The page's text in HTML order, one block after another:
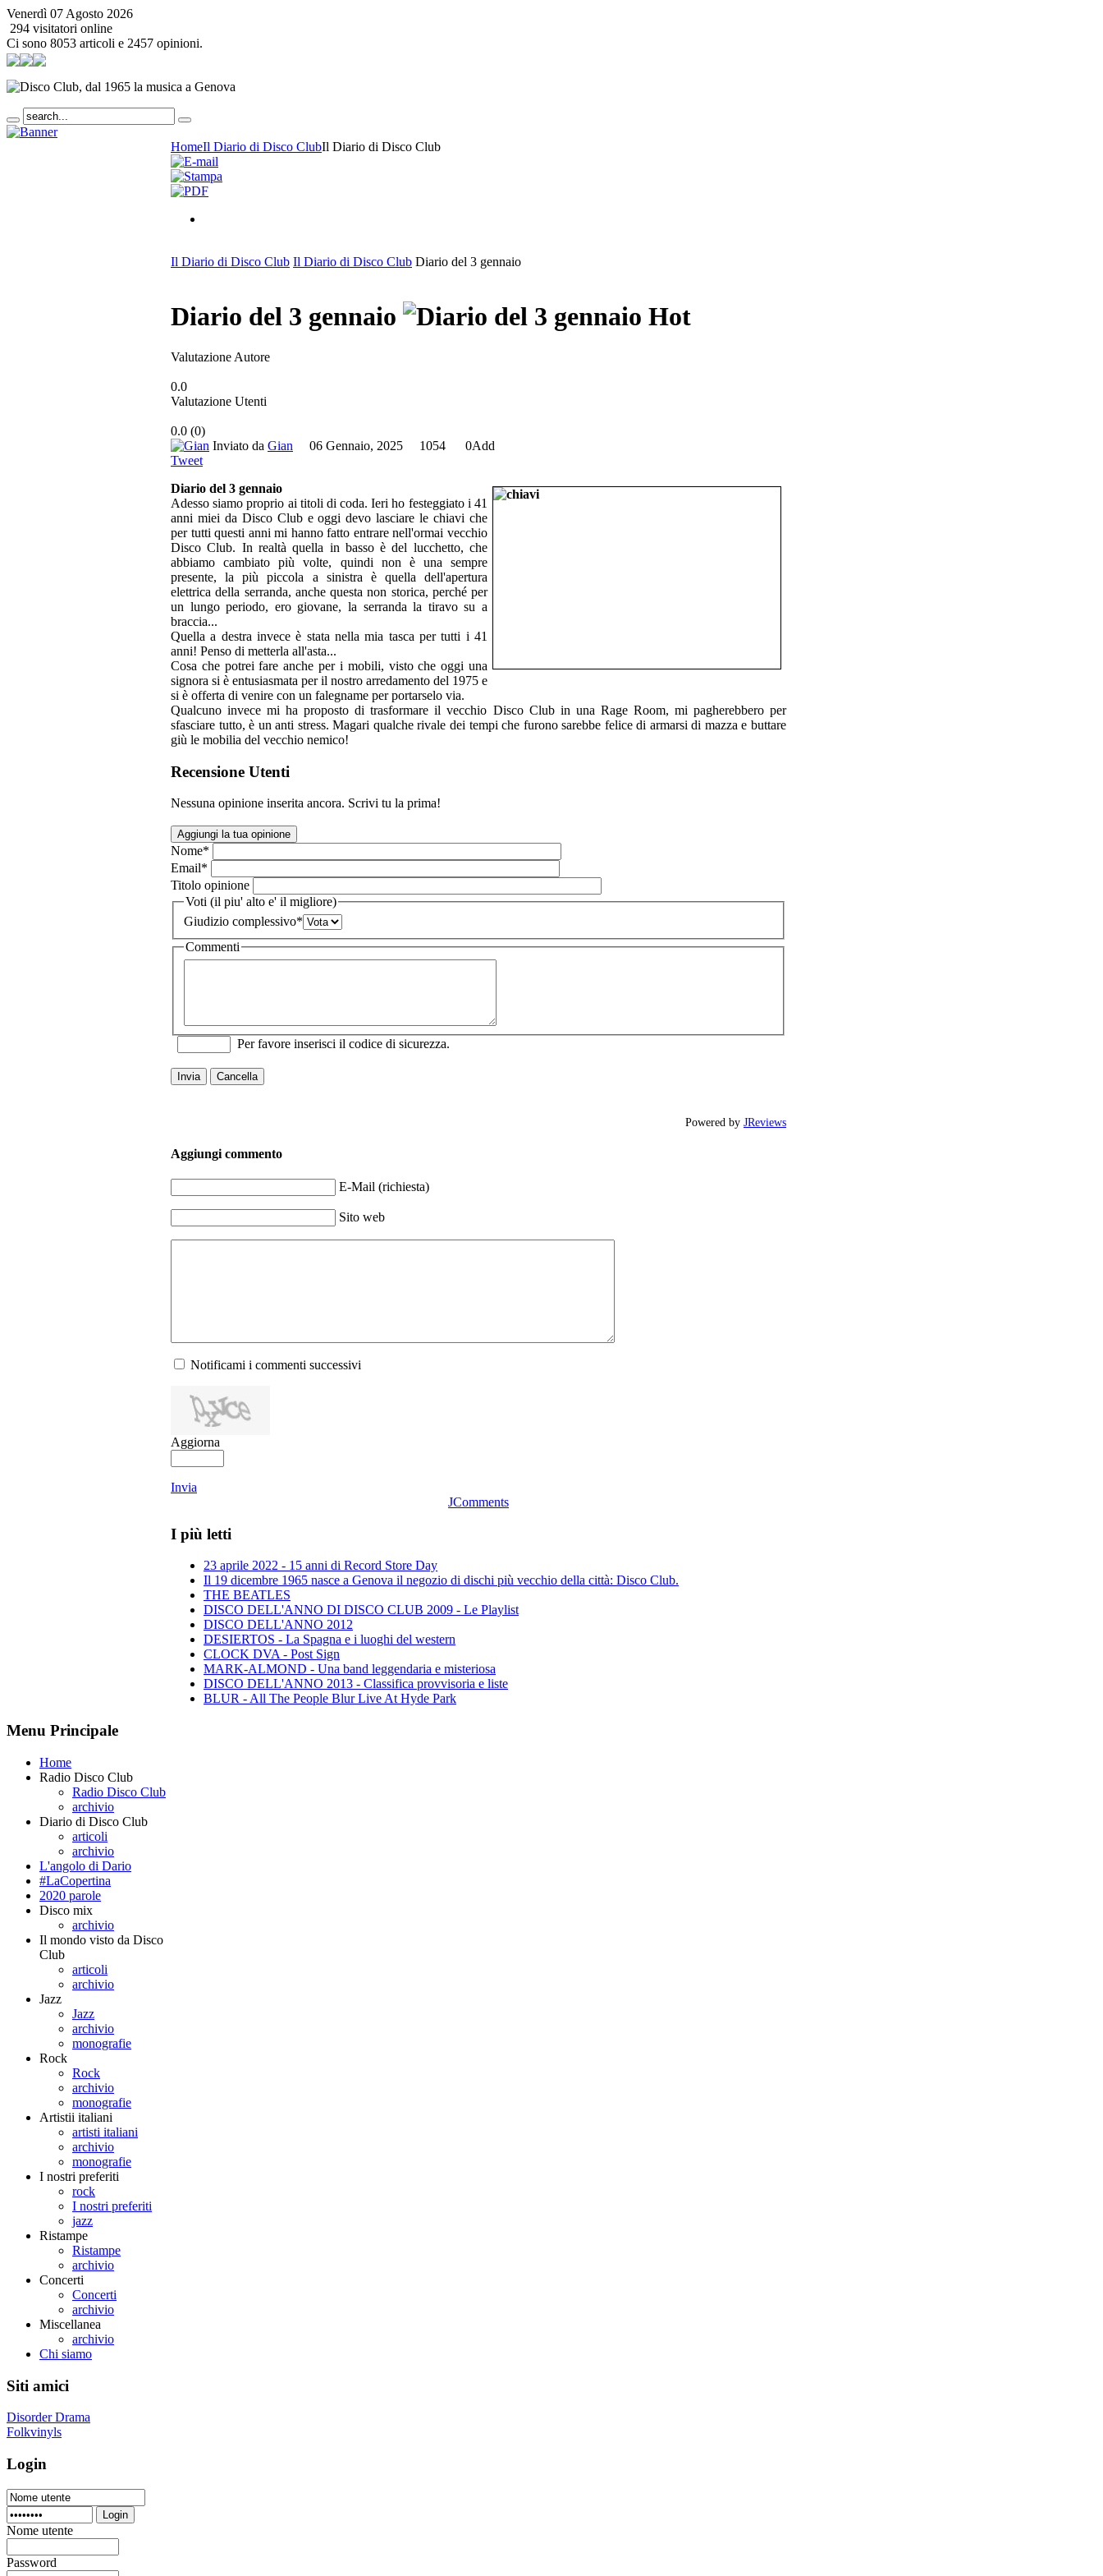
Venerdì 07 Agosto 2026
294 visitatori online
Ci sono 8053 articoli e 2457 opinioni.
HomeIl Diario di Disco ClubIl Diario di Disco Club
Il Diario di Disco Club Il Diario di Disco Club Diario del 3 gennaio
Diario del 3 gennaio Hot
Valutazione Autore
0.0
Valutazione Utenti
0.0 (0)
Inviato da Gian 06 Gennaio, 2025 1054 0Add
Tweet
Diario del 3 gennaio
Adesso siamo proprio ai titoli di coda. Ieri ho festeggiato i 41
anni miei da Disco Club e oggi devo lasciare le chiavi che
per tutti questi anni mi hanno fatto entrare nell'ormai vecchio
Disco Club. In realtà quella in basso è del lucchetto, che
abbiamo cambiato più volte, quindi non è una sempre
presente, la più piccola a sinistra è quella dell'apertura
elettrica della serranda, anche questa non storica, perché per
un lungo periodo, ero giovane, la serranda la tiravo su a
braccia...
Quella a destra invece è stata nella mia tasca per tutti i 41
anni! Penso di metterla all'asta...
Cosa che potrei fare anche per i mobili, visto che oggi una
signora si è entusiasmata per il nostro arredamento del 1975 e
si è offerta di venire con un falegname per portarselo via.
Qualcuno invece mi ha proposto di trasformare il vecchio Disco Club in una Rage Room, mi pagherebbero per
sfasciare tutto, è un anti stress. Magari qualche rivale dei tempi che furono sarebbe felice di armarsi di mazza e buttare
giù le mobilia del vecchio nemico!
Recensione Utenti
Nessuna opinione inserita ancora. Scrivi tu la prima!
Aggiungi la tua opinione
Nome*
Email*
Titolo opinione
Voti (il piu' alto e' il migliore)
Giudizio complessivo*
Commenti
Per favore inserisci il codice di sicurezza.
Invia Cancella
Powered by JReviews
Aggiungi commento
E-Mail (richiesta)
Sito web
Notificami i commenti successivi
Aggiorna
Invia
JComments
I più letti
23 aprile 2022 - 15 anni di Record Store Day
Il 19 dicembre 1965 nasce a Genova il negozio di dischi più vecchio della città: Disco Club.
THE BEATLES
DISCO DELL'ANNO DI DISCO CLUB 2009 - Le Playlist
DISCO DELL'ANNO 2012
DESIERTOS - La Spagna e i luoghi del western
CLOCK DVA - Post Sign
MARK-ALMOND - Una band leggendaria e misteriosa
DISCO DELL'ANNO 2013 - Classifica provvisoria e liste
BLUR - All The People Blur Live At Hyde Park
Menu Principale
Home
Radio Disco Club
Radio Disco Club
archivio
Diario di Disco Club
articoli
archivio
L'angolo di Dario
#LaCopertina
2020 parole
Disco mix
archivio
Il mondo visto da Disco
Club
articoli
archivio
Jazz
Jazz
archivio
monografie
Rock
Rock
archivio
monografie
Artistii italiani
artisti italiani
archivio
monografie
I nostri preferiti
rock
I nostri preferiti
jazz
Ristampe
Ristampe
archivio
Concerti
Concerti
archivio
Miscellanea
archivio
Chi siamo
Siti amici
Disorder Drama
Folkvinyls
Login
Login
Nome utente
Password